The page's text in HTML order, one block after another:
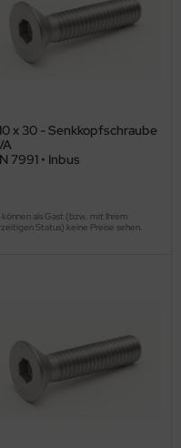
x 30 - Senkkopfschraube
7991 • Inbus
können als Gast (bzw. mit Ihrem
Status) keine Preise sehen.